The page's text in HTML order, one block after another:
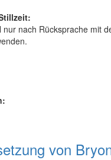
nur nach Rücksprache mit
von